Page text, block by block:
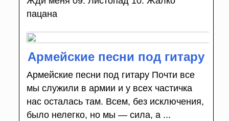
пацана
Армейские песни под гитару
Армейские песни под гитару Почти все
мы служили в армии и у всех частичка
нас осталась там. Всем, без исключения,
было нелегко, но мы — сила, а ...